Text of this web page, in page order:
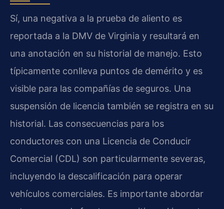
Sí, una negativa a la prueba de aliento es
reportada a la DMV de Virginia y resultará en
una anotación en su historial de manejo. Esto
típicamente conlleva puntos de demérito y es
visible para las compañías de seguros. Una
suspensión de licencia también se registra en su
historial. Las consecuencias para los
conductores con una Licencia de Conducir
Comercial (CDL) son particularmente severas,
incluyendo la descalificación para operar
vehículos comerciales. Es importante abordar